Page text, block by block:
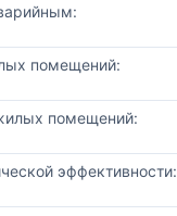
помещений:
помещений:
эффективности: